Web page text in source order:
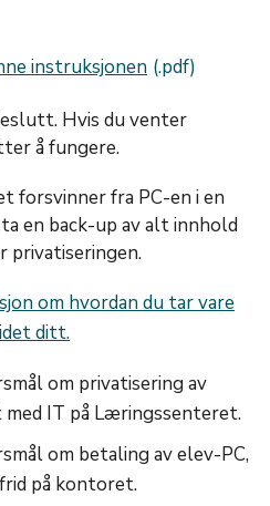
instruksjonen
Hvis du venter
å fungere.
forsvinner fra PC-en i en
en back-up av alt innhold
privatiseringen.
om hvordan du tar vare
ditt.
om privatisering av
IT på Læringssenteret.
om betaling av elev-PC,
på kontoret.